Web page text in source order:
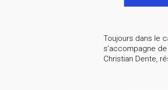
Toujours dans le
s’accompagne
Christian Dente,